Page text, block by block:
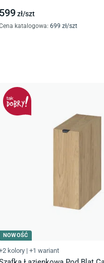
599zł/szt
katalogowa: 699 zł/szt
NOWOŚĆ
kolory | +1 wariant